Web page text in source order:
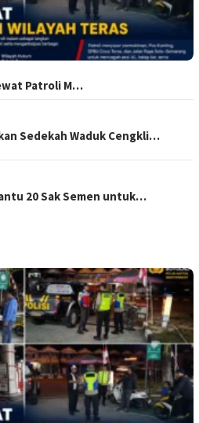
Patroli M…
Sedekah Waduk Cengkli…
20 Sak Semen untuk…